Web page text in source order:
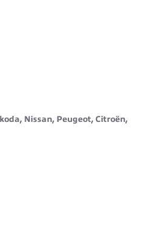
Nissan, Peugeot, Citroën,